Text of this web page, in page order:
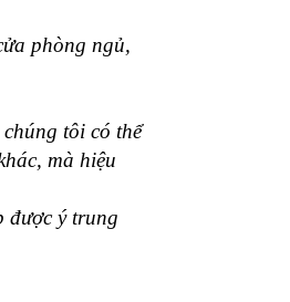
phòng ngủ,
tôi có thể
mà hiệu
được ý trung